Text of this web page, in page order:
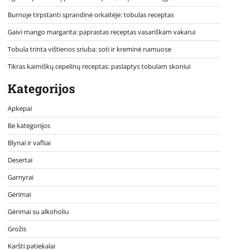
Burnoje tirpstanti sprandinė orkaitėje: tobulas receptas
Gaivi mango margarita: paprastas receptas vasariškam vakarui
Tobula trinta vištienos sriuba: soti ir kreminė namuose
Tikras kaimiškų cepelinų receptas: paslaptys tobulam skoniui
Kategorijos
Apkepai
Be kategorijos
Blynai ir vafliai
Desertai
Garnyrai
Gėrimai
Gėrimai su alkoholiu
Grožis
Karšti patiekalai